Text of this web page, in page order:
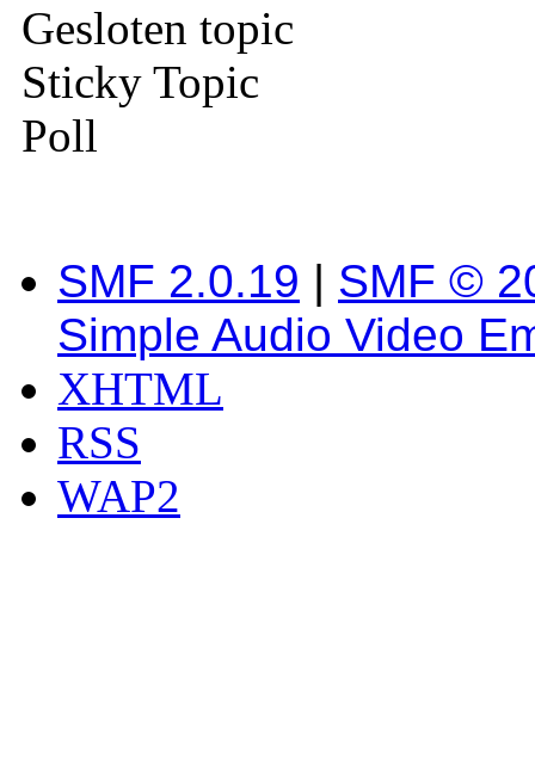
Gesloten topic
Sticky Topic
Poll
SMF 2.0.19 | SMF ©
Simple Audio Video
XHTML
RSS
WAP2